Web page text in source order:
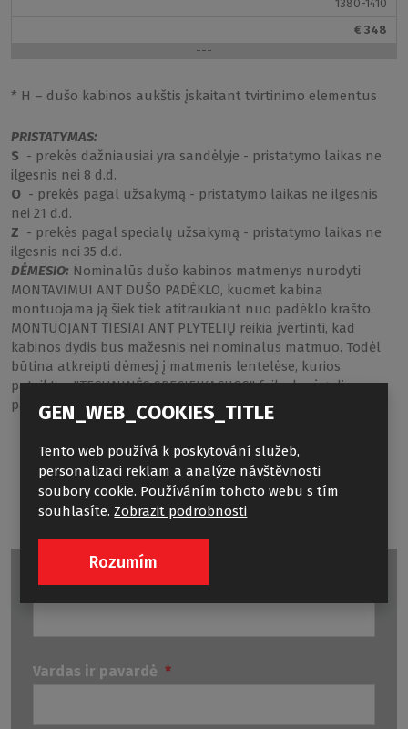
1380-1410
€ 348
---
* H – dušo kabinos aukštis įskaitant tvirtinimo elementus
PRISTATYMAS:
S - prekės dažniausiai yra sandėlyje - pristatymo laikas ne
ilgesnis nei 8 d.d.
O - prekės pagal užsakymą - pristatymo laikas ne ilgesnis
nei 21 d.d.
Z - prekės pagal specialų užsakymą - pristatymo laikas ne
ilgesnis nei 35 d.d.
DĖMESIO: Nominalūs dušo kabinos matmenys nurodyti
MONTAVIMUI ANT DUŠO PADĖKLO, kuomet kabina
montuojama ją šiek tiek atitraukiant nuo padėklo krašto.
MONTUOJANT TIESIAI ANT PLYTELIŲ reikia įvertinti, kad
kabinos dydis bus mažesnis nei nominalus matmuo. Todėl
būtina atkreipti dėmesį į matmenis lentelėse, kurios
pateiktos "TECHNINĖS SPECIFIKACIJOS" faile, kurį galima
parsisiųsti prekės puslapiuose.
Panašūs gaminiai:
LLD2
Vardas ir pavardė *
Vardas ir pavardė *
GEN_WEB_COOKIES_TITLE
Tento web používá k poskytování služeb,
personalizaci reklam a analýze návštěvnosti
soubory cookie. Používáním tohoto webu s tím
souhlasíte.Zobrazit podrobnosti
Rozumím